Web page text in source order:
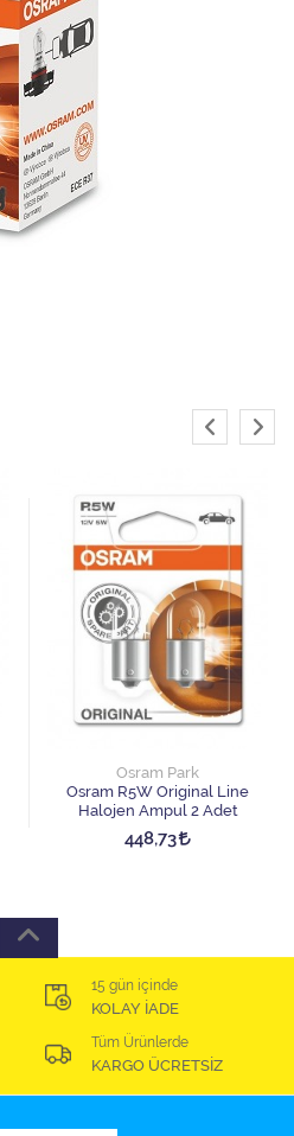
Osram Park
Osram R5W Original Line
Halojen Ampul 2 Adet
448,73
15 gün içinde
KOLAY İADE
Tüm Ürünlerde
KARGO ÜCRETSİZ